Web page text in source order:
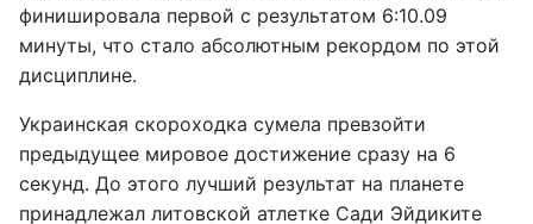
финишировала первой с результатом 6:10.09
минуты, что стало абсолютным рекордом по этой
дисциплине.
Украинская скороходка сумела превзойти
предыдущее мировое достижение сразу на 6
секунд. До этого лучший результат на планете
принадлежал литовской атлетке Сади Эйдиките